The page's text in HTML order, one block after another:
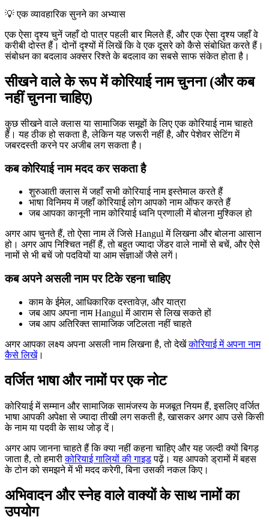
💡 एक व्यावहारिक सुनने का अभ्यास
एक ऐसा दृश्य चुनें जहाँ दो पात्र पहली बार मिलते हैं, और एक ऐसा दृश्य जहाँ वे
करीबी दोस्त हैं। दोनों दृश्यों में लिखें कि वे एक दूसरे को कैसे संबोधित करते हैं।
संबोधन का बदलाव अक्सर रिश्ते के बदलाव का सबसे साफ संकेत होता है।
सीखने वाले के रूप में कोरियाई नाम चुनना (और कब
नहीं चुनना चाहिए)
कुछ सीखने वाले क्लास या सामाजिक समूहों के लिए एक कोरियाई नाम चाहते
हैं। यह ठीक हो सकता है, लेकिन यह जरूरी नहीं है, और पेशेवर सेटिंग में
जबरदस्ती करने पर अजीब लग सकता है।
कब कोरियाई नाम मदद कर सकता है
शुरुआती क्लास में जहाँ सभी कोरियाई नाम इस्तेमाल करते हैं
भाषा विनिमय में जहाँ कोरियाई लोग आपको नाम ऑफर करते हैं
जब आपका कानूनी नाम कोरियाई ध्वनि प्रणाली में बोलना मुश्किल हो
अगर आप चुनते हैं, तो ऐसा नाम लें जिसे Hangul में लिखना और बोलना आसान
हो। अगर आप निश्चित नहीं हैं, तो बहुत ज्यादा जेंडर वाले नामों से बचें, और ऐसे
नामों से भी बचें जो पदवियों या आम संज्ञाओं जैसे लगें।
कब अपने असली नाम पर टिके रहना चाहिए
काम के ईमेल, आधिकारिक दस्तावेज़, और यात्रा
जब आप अपना नाम Hangul में आराम से लिख सकते हों
जब आप अतिरिक्त सामाजिक जटिलता नहीं चाहते
अगर आपका लक्ष्य अपना असली नाम लिखना है, तो देखेंकोरियाई में अपना नाम
कैसे लिखें।
वर्जित भाषा और नामों पर एक नोट
कोरियाई में सम्मान और सामाजिक सामंजस्य के मजबूत नियम हैं, इसलिए वर्जित
भाषा आपकी अपेक्षा से ज्यादा तीखी लग सकती है, खासकर अगर आप उसे किसी
के नाम या पदवी के साथ जोड़ दें।
अगर आप जानना चाहते हैं कि क्या नहीं कहना चाहिए और यह जल्दी क्यों बिगड़
जाता है, तो हमारीकोरियाई गालियों की गाइडपढ़ें। यह आपको ड्रामों में बहस
के टोन को समझने में भी मदद करेगी, बिना उसकी नकल किए।
अभिवादन और स्नेह वाले वाक्यों के साथ नामों का
उपयोग